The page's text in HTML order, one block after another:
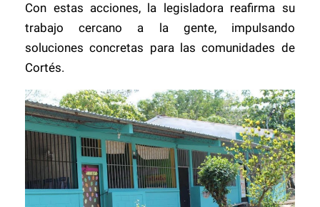
Con estas acciones, la legisladora reafirma su
trabajo cercano a la gente, impulsando
soluciones concretas para las comunidades de
Cortés.